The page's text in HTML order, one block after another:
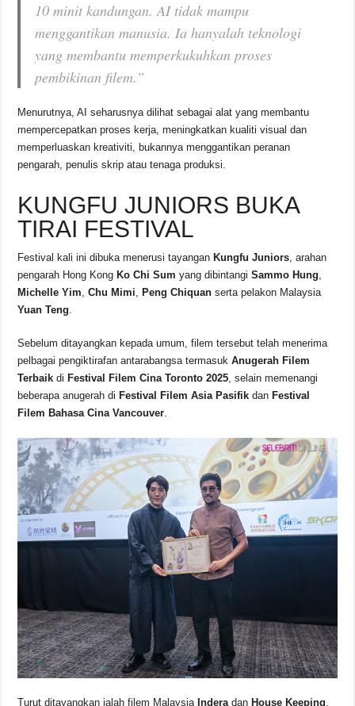
10 minit kandungan. AI tidak mampu
menggantikan manusia. Ia hanyalah teknologi
yang membantu memperkukuhkan proses
pembikinan filem.”
Menurutnya, AI seharusnya dilihat sebagai alat yang membantu
mempercepatkan proses kerja, meningkatkan kualiti visual dan
memperluaskan kreativiti, bukannya menggantikan peranan
pengarah, penulis skrip atau tenaga produksi.
KUNGFU JUNIORS BUKA
TIRAI FESTIVAL
Festival kali ini dibuka menerusi tayangan Kungfu Juniors, arahan
pengarah Hong Kong Ko Chi Sum yang dibintangiSammo Hung,
Michelle Yim,Chu Mimi, Peng Chiquan serta pelakon Malaysia
Yuan Teng.
Sebelum ditayangkan kepada umum, filem tersebut telah menerima
pelbagai pengiktirafan antarabangsa termasukAnugerah Filem
Terbaik di Festival Filem Cina Toronto 2025, selain memenangi
beberapa anugerah di Festival Filem Asia Pasifik dan Festival
Filem Bahasa Cina Vancouver.
Turut ditayangkan ialah filem Malaysia Indera dan House Keeping